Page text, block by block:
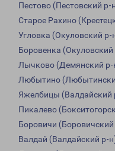
Пестово (Пестовский р-
Старое Рахино
Угловка (Окуловский р-
Боровенка (Окуловский
Лычково (Демянский р-
Любытино
Яжелбицы (Валдайский
Пикалево
Боровичи (Боровичский
Валдай (Валдайский р-